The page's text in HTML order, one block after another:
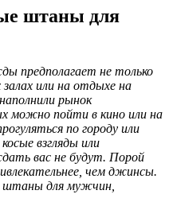
штаны для
предполагает не только
или на отдыхе на
рынок
можно пойти в кино или на
по городу или
взгляды или
вас не будут. Порой
чем джинсы.
штаны для мужчин,